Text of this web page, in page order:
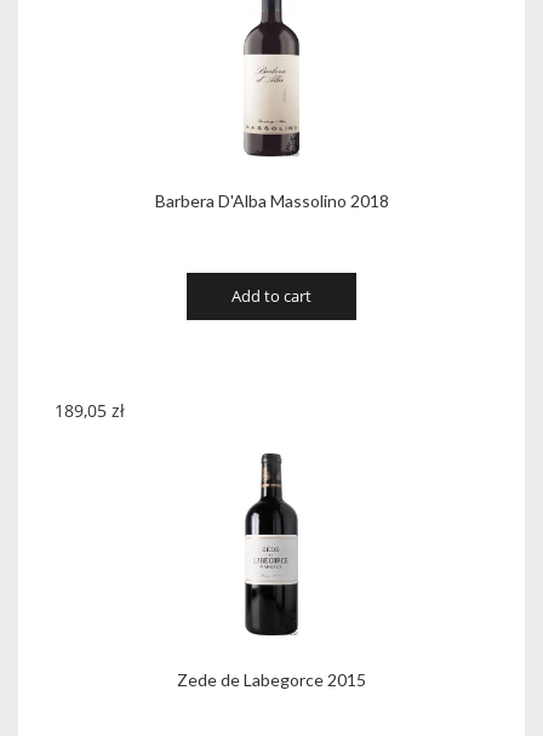
Barbera D'Alba Massolino 2018
Add to cart
Zede de Labegorce 2015
189,05 zł